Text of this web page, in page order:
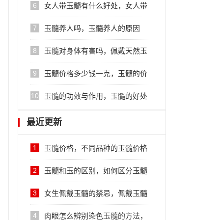
鉴别方法
6 女人带玉髓有什么好处，女人带
玉髓的好处
7 玉髓养人吗，玉髓养人的原因
8 玉髓对身体有害吗，佩戴天然玉
髓的好处
9 玉髓价格多少钱一克，玉髓的价
格行情
10 玉髓的功效与作用，玉髓的好处
最近更新
1 玉髓价格，不同品种的玉髓价格
不同
2 玉髓和玉的区别，如何区分玉髓
和玉
3 女生佩戴玉髓的禁忌，佩戴玉髓
的注意事项
4 肉眼怎么辨别染色玉髓的方法，